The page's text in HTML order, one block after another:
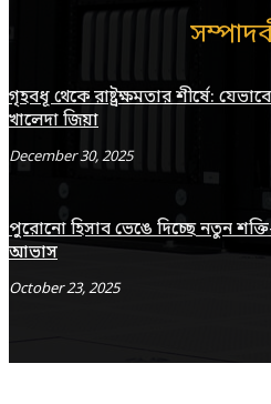
গৃহবধূ থেকে রাষ্ট্রক্ষমতার শীর্ষে:
খালেদা জিয়া
December 30, 2025
পুরোনো হিসাব ভেঙে দিচ্ছে নতুন
আভাস
October 23, 2025